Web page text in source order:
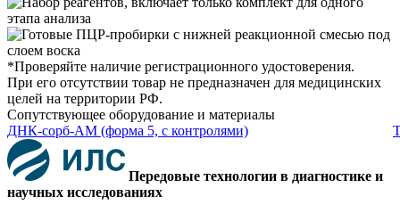
*Проверяйте наличие регистрационного удостоверения.
При его отсутствии товар не предназначен для медицинских
целей на территории РФ.
Сопутствующее оборудование и материалы
ДНК-сорб-АМ (форма 5, с контролями)
Передовые технологии в диагностике и
научных исследованиях